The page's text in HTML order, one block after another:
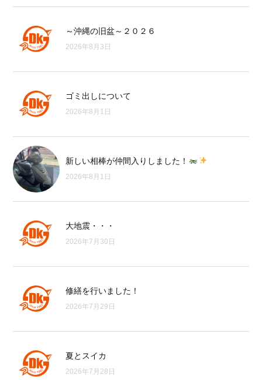
～沖縄の旧盆～２０２６
2026年8月3日
ゴミ出しについて
2026年8月1日
新しい相棒が仲間入りしました！
2026年8月1日
大地震・・・
2026年7月30日
修繕を行いました！
2026年7月29日
夏とスイカ
2026年7月28日